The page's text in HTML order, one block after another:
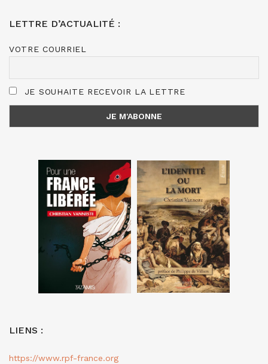
LETTRE D’ACTUALITÉ :
VOTRE COURRIEL
JE SOUHAITE RECEVOIR LA LETTRE
LIENS :
https://www.rpf-france.org